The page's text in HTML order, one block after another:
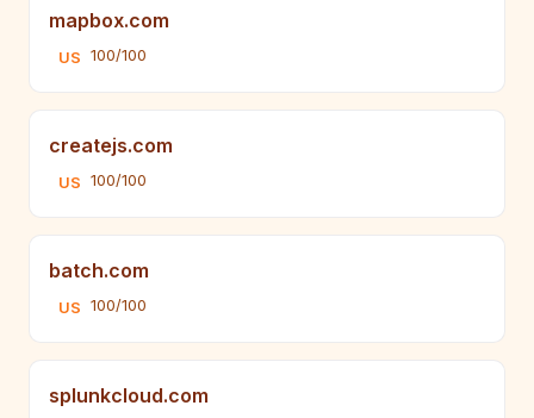
mapbox.com
US 100/100
createjs.com
US 100/100
batch.com
US 100/100
splunkcloud.com